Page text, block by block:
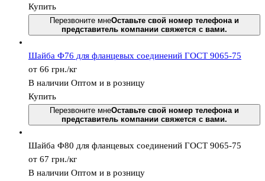
Купить
Перезвоните мнеОставьте свой номер телефона и
представитель компании свяжется с вами.
Шайба Ф76 для фланцевых соединений ГОСТ 9065-75
от 66 грн./кг
В наличии Оптом и в розницу
Купить
Перезвоните мнеОставьте свой номер телефона и
представитель компании свяжется с вами.
Шайба Ф80 для фланцевых соединений ГОСТ 9065-75
от 67 грн./кг
В наличии Оптом и в розницу